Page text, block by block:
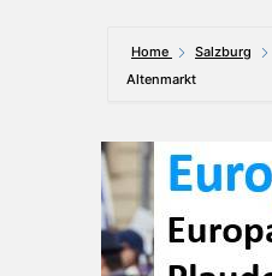
Home Salzburg
Altenmarkt